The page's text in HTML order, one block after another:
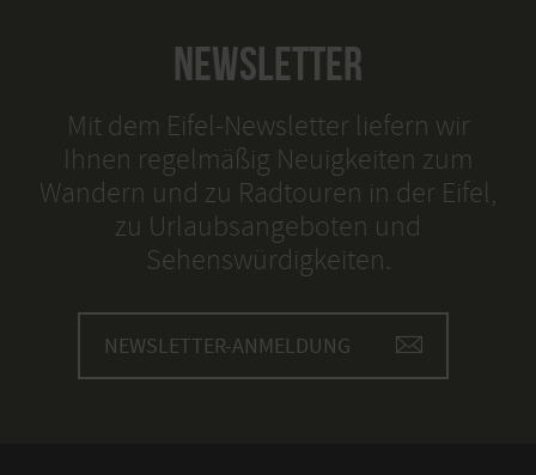
NEWSLETTER
Mit dem Eifel-Newsletter liefern wir
Ihnen regelmäßig Neuigkeiten zum
Wandern und zu Radtouren in der Eifel,
zu Urlaubsangeboten und
Sehenswürdigkeiten.
NEWSLETTER-ANMELDUNG